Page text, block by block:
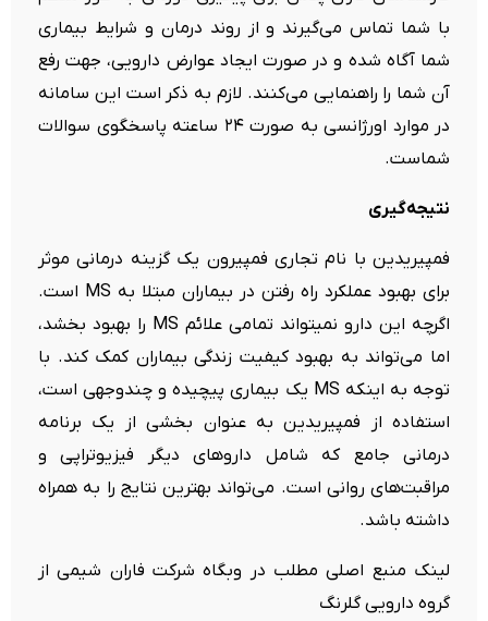
با شما تماس می‌گیرند و از روند درمان و شرایط بیماری
شما آگاه شده و در صورت ایجاد عوارض دارویی، جهت رفع
آن شما را راهنمایی می‌کنند. لازم به ذکر است این سامانه
در موارد اورژانسی به صورت ۲۴ ساعته پاسخگوی سوالات
شماست.
نتیجه‌گیری
فمپیریدین با نام تجاری فمپیرون یک گزینه درمانی موثر
برای بهبود عملکرد راه رفتن در بیماران مبتلا به MS است.
اگرچه این دارو نمیتواند تمامی علائم MS را بهبود بخشد،
اما می‌تواند به بهبود کیفیت زندگی بیماران کمک کند. با
توجه به اینکه MS یک بیماری پیچیده و چندوجهی است،
استفاده از فمپیریدین به عنوان بخشی از یک برنامه
درمانی جامع که شامل داروهای دیگر فیزیوتراپی و
مراقبت‌های روانی است. می‌تواند بهترین نتایج را به همراه
داشته باشد.
لینک منبع اصلی مطلب در وبگاه شرکت فاران شیمی از
گروه دارویی گلرنگ